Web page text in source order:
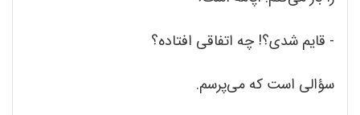
- قایم شدی؟! چه اتفاقی افتاده؟
سؤالی است که می‌پرسم.